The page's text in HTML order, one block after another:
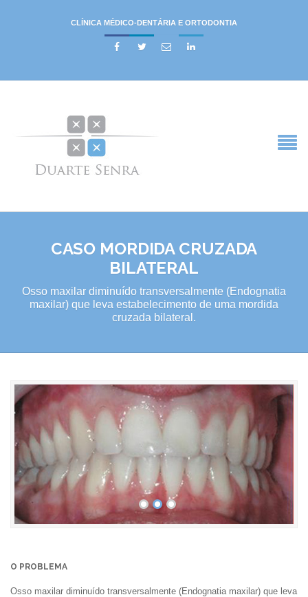
CLÍNICA MÉDICO-DENTÁRIA E ORTODONTIA
   
CASO MORDIDA CRUZADA
BILATERAL
Osso maxilar diminuído transversalmente (Endognatia
maxilar) que leva estabelecimento de uma mordida
cruzada bilateral.
• • •
O PROBLEMA
Osso maxilar diminuído transversalmente (Endognatia maxilar) que leva